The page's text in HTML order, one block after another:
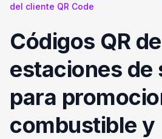
del cliente QR Code
Códigos QR de
estaciones de
para
combustible y